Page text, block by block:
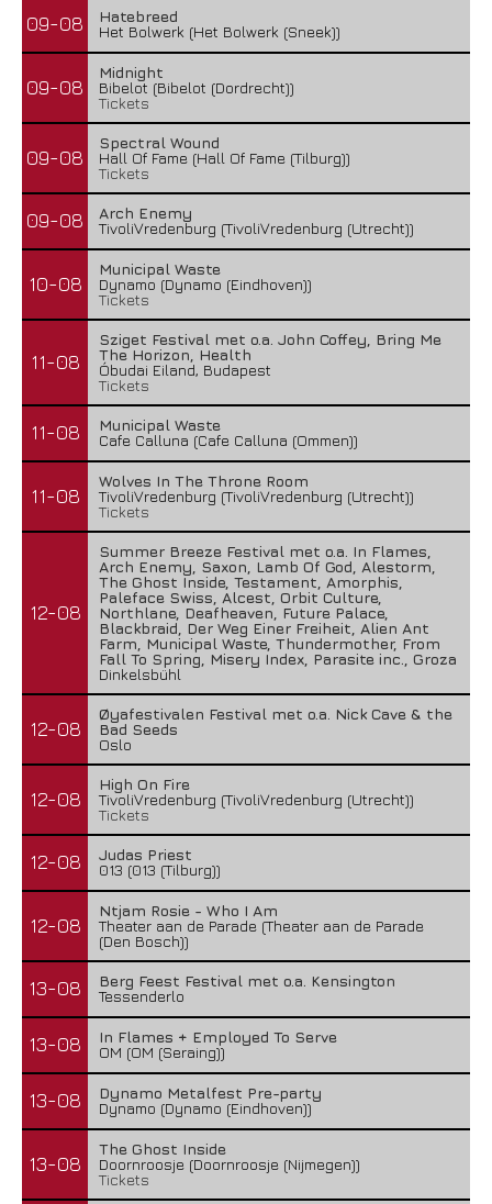
09-08
Hatebreed
Het Bolwerk (Het Bolwerk (Sneek))
09-08
Midnight
Bibelot (Bibelot (Dordrecht))
Tickets
09-08
Spectral Wound
Hall Of Fame (Hall Of Fame (Tilburg))
Tickets
09-08
Arch Enemy
TivoliVredenburg (TivoliVredenburg (Utrecht))
10-08
Municipal Waste
Dynamo (Dynamo (Eindhoven))
Tickets
11-08
Sziget Festival met o.a. John Coffey, Bring Me
The Horizon, Health
Óbudai Eiland, Budapest
Tickets
11-08
Municipal Waste
Cafe Calluna (Cafe Calluna (Ommen))
11-08
Wolves In The Throne Room
TivoliVredenburg (TivoliVredenburg (Utrecht))
Tickets
12-08
Summer Breeze Festival met o.a. In Flames,
Arch Enemy, Saxon, Lamb Of God, Alestorm,
The Ghost Inside, Testament, Amorphis,
Paleface Swiss, Alcest, Orbit Culture,
Northlane, Deafheaven, Future Palace,
Blackbraid, Der Weg Einer Freiheit, Alien Ant
Farm, Municipal Waste, Thundermother, From
Fall To Spring, Misery Index, Parasite inc., Groza
Dinkelsbühl
12-08
Øyafestivalen Festival met o.a. Nick Cave & the
Bad Seeds
Oslo
12-08
High On Fire
TivoliVredenburg (TivoliVredenburg (Utrecht))
Tickets
12-08
Judas Priest
013 (013 (Tilburg))
12-08
Ntjam Rosie - Who I Am
Theater aan de Parade (Theater aan de Parade
(Den Bosch))
13-08
Berg Feest Festival met o.a. Kensington
Tessenderlo
13-08
In Flames + Employed To Serve
OM (OM (Seraing))
13-08
Dynamo Metalfest Pre-party
Dynamo (Dynamo (Eindhoven))
13-08
The Ghost Inside
Doornroosje (Doornroosje (Nijmegen))
Tickets